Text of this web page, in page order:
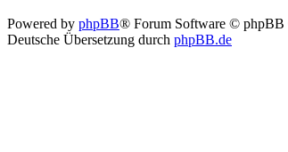
Powered by phpBB® Forum Software © phpBB
Deutsche Übersetzung durch phpBB.de